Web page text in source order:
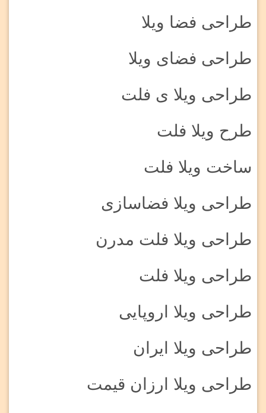
طراحی فضا ویلا
طراحی فضای ویلا
طراحی ویلا ی فلت
طرح ویلا فلت
ساخت ویلا فلت
طراحی ویلا فضاسازی
طراحی ویلا فلت مدرن
طراحی ویلا فلت
طراحی ویلا اروپایی
طراحی ویلا ایران
طراحی ویلا ارزان قیمت